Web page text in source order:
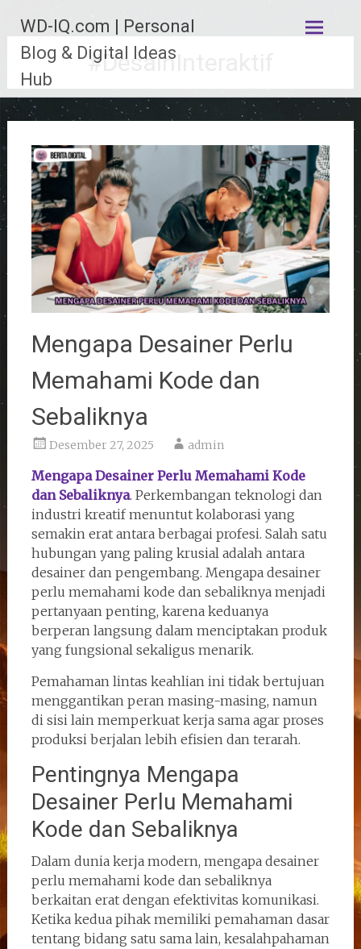
konten
WD-IQ.com | Personal
Blog & Digital Ideas
Hub
#DesainInteraktif
Mengapa Desainer Perlu
Memahami Kode dan
Sebaliknya
Desember 27, 2025 admin
Mengapa Desainer Perlu Memahami Kode
dan Sebaliknya. Perkembangan teknologi dan
industri kreatif menuntut kolaborasi yang
semakin erat antara berbagai profesi. Salah satu
hubungan yang paling krusial adalah antara
desainer dan pengembang. Mengapa desainer
perlu memahami kode dan sebaliknya menjadi
pertanyaan penting, karena keduanya
berperan langsung dalam menciptakan produk
yang fungsional sekaligus menarik.
Pemahaman lintas keahlian ini tidak bertujuan
menggantikan peran masing-masing, namun
di sisi lain memperkuat kerja sama agar proses
produksi berjalan lebih efisien dan terarah.
Pentingnya Mengapa
Desainer Perlu Memahami
Kode dan Sebaliknya
Dalam dunia kerja modern, mengapa desainer
perlu memahami kode dan sebaliknya
berkaitan erat dengan efektivitas komunikasi.
Ketika kedua pihak memiliki pemahaman dasar
tentang bidang satu sama lain, kesalahpahaman